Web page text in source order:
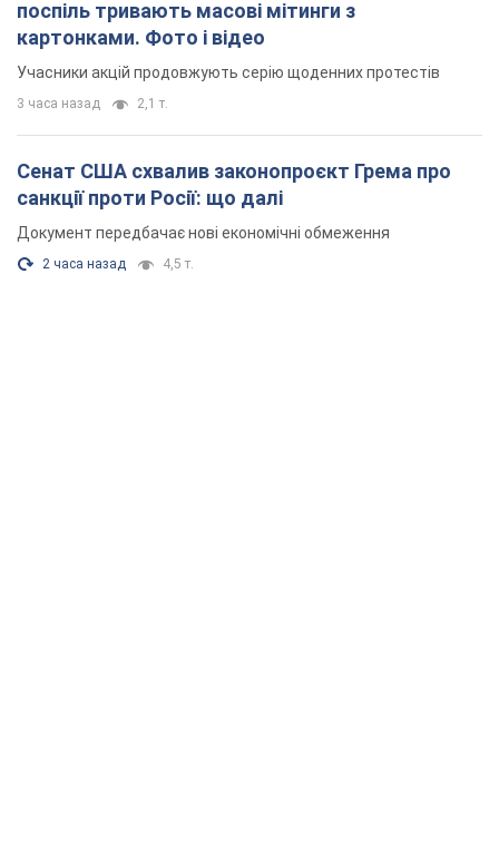
поспіль тривають масові мітинги з
картонками. Фото і відео
Учасники акцій продовжують серію щоденних протестів
3 часа назад 2,1 т.
Сенат США схвалив законопроєкт Грема про
санкції проти Росії: що далі
Документ передбачає нові економічні обмеження
2 часа назад 4,5 т.